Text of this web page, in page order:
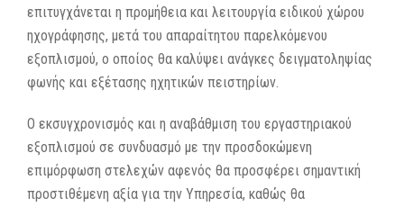
επιτυγχάνεται η προμήθεια και λειτουργία ειδικού χώρου
ηχογράφησης, μετά του απαραίτητου παρελκόμενου
εξοπλισμού, ο οποίος θα καλύψει ανάγκες δειγματοληψίας
φωνής και εξέτασης ηχητικών πειστηρίων.
Ο εκσυγχρονισμός και η αναβάθμιση του εργαστηριακού
εξοπλισμού σε συνδυασμό με την προσδοκώμενη
επιμόρφωση στελεχών αφενός θα προσφέρει σημαντική
προστιθέμενη αξία για την Υπηρεσία, καθώς θα